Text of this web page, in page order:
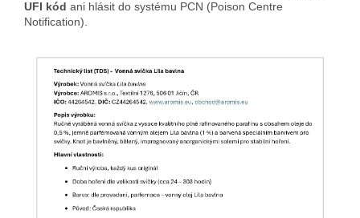
UFI kód ani hlásit do systému PCN (Poison Centre
Notification).